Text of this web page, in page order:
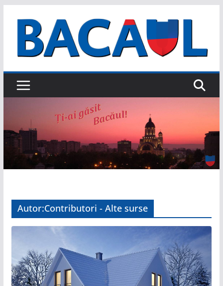
conținut
Autor:Contributori - Alte surse